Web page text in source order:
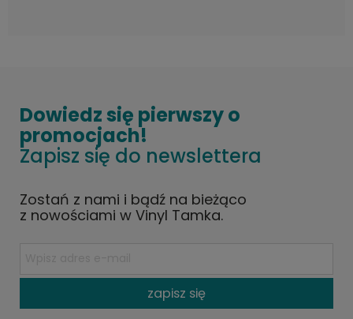
Dowiedz się pierwszy o
promocjach!
Zapisz się do newslettera
Zostań z nami i bądź na bieżąco
z nowościami w Vinyl Tamka.
zapisz się